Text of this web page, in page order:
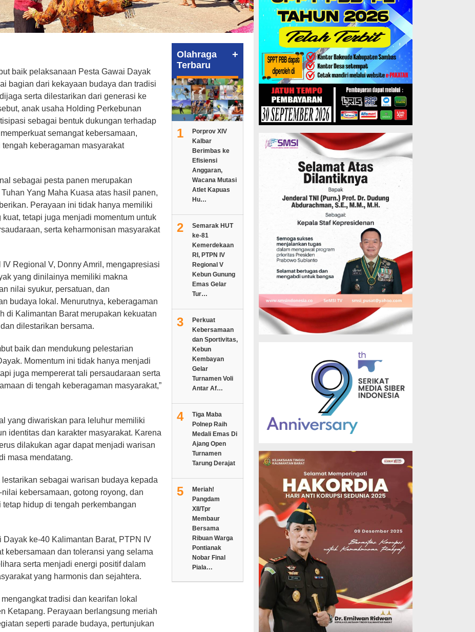
baik pelaksanaan Pesta Gawai Dayak
bagian dari kekayaan budaya dan tradisi
serta dilestarikan dari generasi ke
anak usaha Holding Perkebunan
sebagai bentuk dukungan terhadap
semangat kebersamaan,
keberagaman masyarakat
sebagai pesta panen merupakan
Yang Maha Kuasa atas hasil panen,
Perayaan ini tidak hanya memiliki
tetapi juga menjadi momentum untuk
serta keharmonisan masyarakat
Regional V, Donny Amril, mengapresiasi
yang dinilainya memiliki makna
nilai syukur, persatuan, dan
budaya lokal. Menurutnya, keberagaman
di Kalimantan Barat merupakan kekuatan
dilestarikan bersama.
baik dan mendukung pelestarian
Momentum ini tidak hanya menjadi
juga mempererat tali persaudaraan serta
di tengah keberagaman masyarakat,”
yang diwariskan para leluhur memiliki
identitas dan karakter masyarakat. Karena
dilakukan agar dapat menjadi warisan
masa mendatang.
sebagai warisan budaya kepada
kebersamaan, gotong royong, dan
hidup di tengah perkembangan
ke-40 Kalimantan Barat, PTPN IV
kebersamaan dan toleransi yang selama
serta menjadi energi positif dalam
yang harmonis dan sejahtera.
tradisi dan kearifan lokal
Ketapang. Perayaan berlangsung meriah
seperti parade budaya, pertunjukan
Olahraga
Terbaru
+
1
Porprov XIV
Kalbar
Berimbas ke
Efisiensi
Anggaran,
Wacana Mutasi
Atlet Kapuas
Hu…
2
Semarak HUT
ke-81
Kemerdekaan
RI, PTPN IV
Regional V
Kebun Gunung
Emas Gelar
Tur…
3
Perkuat
Kebersamaan
dan Sportivitas,
Kebun
Kembayan
Gelar
Turnamen Voli
Antar Af…
4
Tiga Maba
Polnep Raih
Medali Emas Di
Ajang Open
Turnamen
Tarung Derajat
5
Meriah!
Pangdam
XII/Tpr
Membaur
Bersama
Ribuan Warga
Pontianak
Nobar Final
Piala…